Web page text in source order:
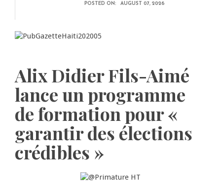
POSTED ON: AUGUST 07, 2026
Alix Didier Fils-Aimé
lance un programme
de formation pour «
garantir des élections
crédibles »